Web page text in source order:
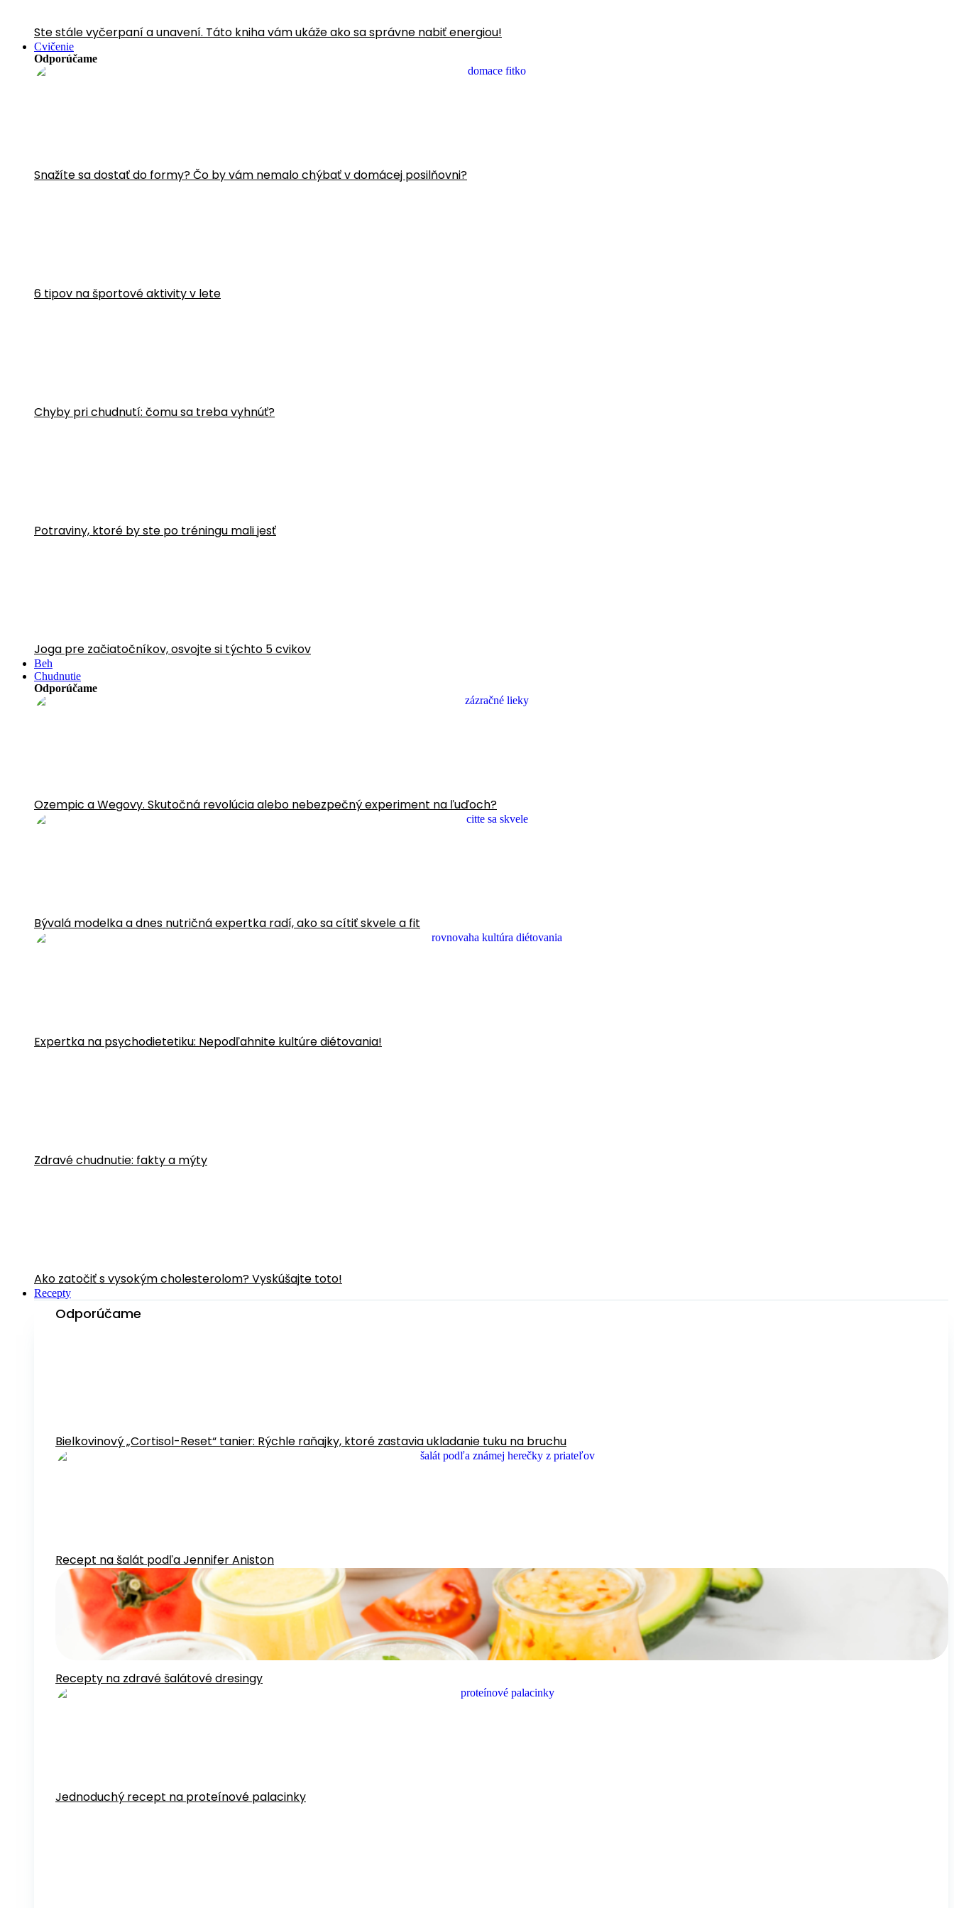
Ste stále vyčerpaní a unavení. Táto kniha vám ukáže ako sa správne nabiť energiou!
Cvičenie
Odporúčame
Snažíte sa dostať do formy? Čo by vám nemalo chýbať v domácej posilňovni?
6 tipov na športové aktivity v lete
Chyby pri chudnutí: čomu sa treba vyhnúť?
Potraviny, ktoré by ste po tréningu mali jesť
Joga pre začiatočníkov, osvojte si týchto 5 cvikov
Beh
Chudnutie
Odporúčame
Ozempic a Wegovy. Skutočná revolúcia alebo nebezpečný experiment na ľuďoch?
Bývalá modelka a dnes nutričná expertka radí, ako sa cítiť skvele a fit
Expertka na psychodietetiku: Nepodľahnite kultúre diétovania!
Zdravé chudnutie: fakty a mýty
Ako zatočiť s vysokým cholesterolom? Vyskúšajte toto!
Recepty
Odporúčame
Bielkovinový „Cortisol-Reset“ tanier: Rýchle raňajky, ktoré zastavia ukladanie tuku na bruchu
Recept na šalát podľa Jennifer Aniston
Recepty na zdravé šalátové dresingy
Jednoduchý recept na proteínové palacinky